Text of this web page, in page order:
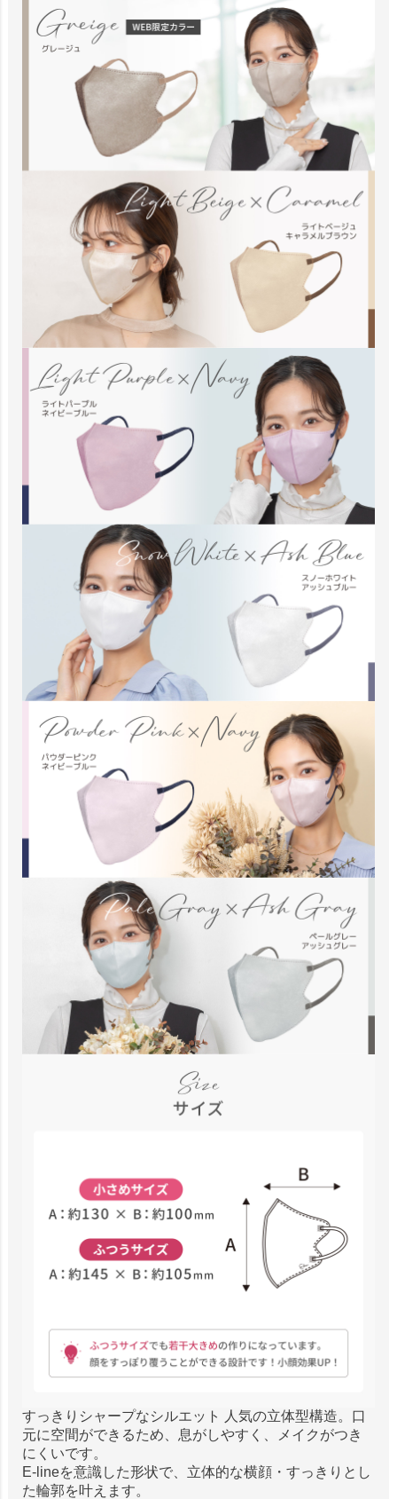
すっきりシャープなシルエット 人気の立体型構造。口
元に空間ができるため、息がしやすく、メイクがつき
にくいです。
E-lineを意識した形状で、立体的な横顔・すっきりとし
た輪郭を叶えます。